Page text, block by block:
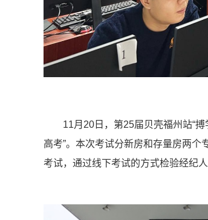
11月20日，第25届贝壳福州站“
高考”。本次考试分新房和存量房两
考试，通过线下考试的方式检验经纪